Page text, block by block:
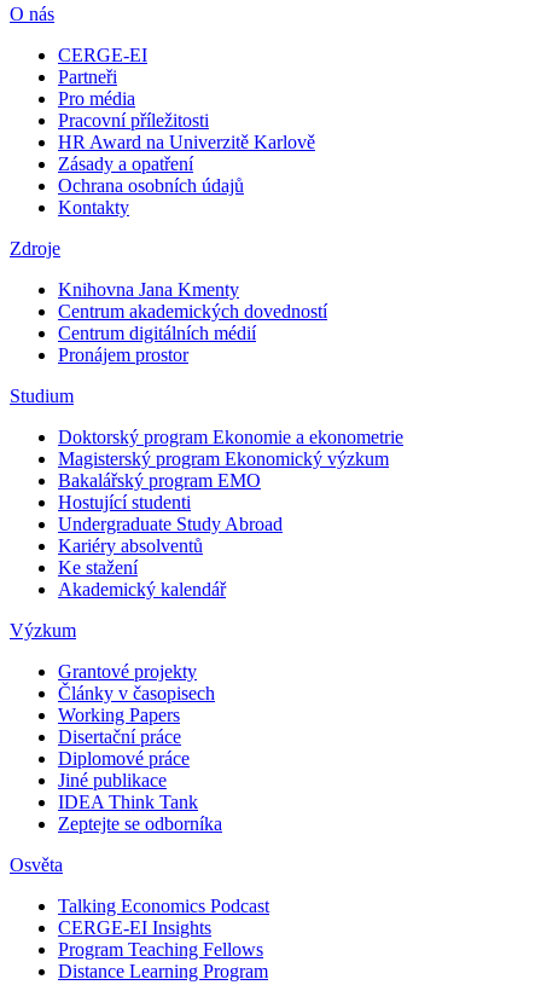
O nás
CERGE-EI
Partneři
Pro média
Pracovní příležitosti
HR Award na Univerzitě Karlově
Zásady a opatření
Ochrana osobních údajů
Kontakty
Zdroje
Knihovna Jana Kmenty
Centrum akademických dovedností
Centrum digitálních médií
Pronájem prostor
Studium
Doktorský program Ekonomie a ekonometrie
Magisterský program Ekonomický výzkum
Bakalářský program EMO
Hostující studenti
Undergraduate Study Abroad
Kariéry absolventů
Ke stažení
Akademický kalendář
Výzkum
Grantové projekty
Články v časopisech
Working Papers
Disertační práce
Diplomové práce
Jiné publikace
IDEA Think Tank
Zeptejte se odborníka
Osvěta
Talking Economics Podcast
CERGE-EI Insights
Program Teaching Fellows
Distance Learning Program